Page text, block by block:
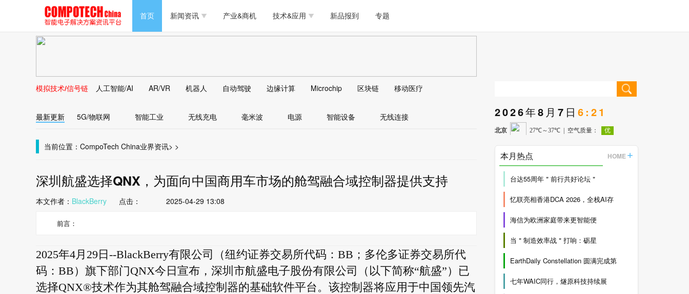
首页 新闻资讯
新能源 人工智能 安防监控
马达电机技术 物联网 模拟技术/信号链
大数据/云
产业&商机 技术&应用
安全 可穿戴
AI/人工智能
新品报到 专题
PC/周边 软件/工具 医疗电子
马达电机技术 物联网 模拟技术/信号链
大数据/云 边缘计算
存储 无线连接 LED
DLP AI/人工智能 传感器技术
AR/VR/图像/3D 电源技术/信号链 接口
模拟技术/信号链 人工智能/AI AR/VR 机器人 自动驾驶 边缘计算 Microchip 区块链 移动医疗
最新更新 5G/物联网 智能工业 无线充电 毫米波 电源 智能设备 无线连接
当前位置： CompoTech China >
业界资讯 >
深圳航盛选择QNX，为面向中国商用车市场的舱驾融合域控制器提供支持
本文作者： BlackBerry点击： 2025-04-29 13:08
前言：
2025年4月29日--BlackBerry有限公司（纽约证券交易所代码：BB；多伦多证券交易所代
码：BB）旗下部门QNX今日宣布，深圳市航盛电子股份有限公司（以下简称“航盛”）已
选择QNX®技术作为其舱驾融合域控制器的基础软件平台。该控制器将应用于中国领先汽
2026年8月7日 6:21
本月热点 HOME
台达55周年＂前行共好论坛＂
忆联亮相香港DCA 2026，全栈AI存
海信为欧洲家庭带来更智能便
当＂制造效率战＂打响：砺星
EarthDaily Constellation 圆满完成第
七年WAIC同行，燧原科技持续展